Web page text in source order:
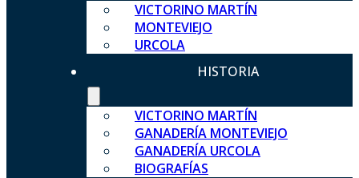
VICTORINO MARTÍN
MONTEVIEJO
URCOLA
HISTORIA
VICTORINO MARTÍN
GANADERÍA MONTEVIEJO
GANADERÍA URCOLA
BIOGRAFÍAS